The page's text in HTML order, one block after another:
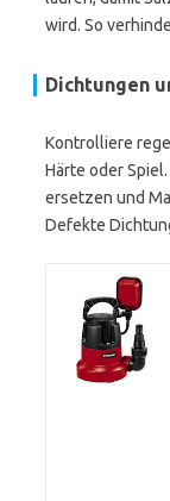
wird. So
Dichtungen
Kontrolliere
Härte oder
ersetzen und
Defekte